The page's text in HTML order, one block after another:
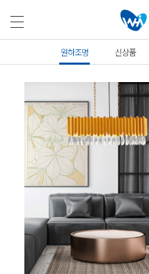
원하조명 신상품